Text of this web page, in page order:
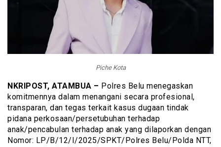
Piche Kota
NKRIPOST, ATAMBUA – Polres Belu menegaskan
komitmennya dalam menangani secara profesional,
transparan, dan tegas terkait kasus dugaan tindak
pidana perkosaan/persetubuhan terhadap
anak/pencabulan terhadap anak yang dilaporkan dengan
Nomor: LP/B/12/I/2025/SPKT/Polres Belu/Polda NTT,